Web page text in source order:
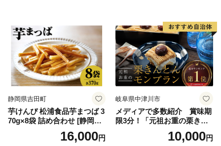
誕生日 カップ 詰め合わせ バ
ラエティ | バニラ チョコレー
ト ストロベリー ピスタチオ
バニラ＆クッキー ウベ 沖縄
紅イモ 塩ちんすこう 沖縄シ
ークヮーサー 沖縄黒糖 琉球
ロイヤルミルクティ 沖縄パ
イン
道産アイス 道産アイスクリ
ーム ギフト 詰合せ 詰め合わ
せ ふるさと納税 ）
静岡県吉田町
芋けんぴ 松浦食品芋まつば 3
70g×8袋 詰め合わせ [静岡伊
勢丹(松浦食品) 静岡県 吉田町
22424274] 芋ケンピ セット
16,000円
岐阜県中津川市
メディアで多数紹介 賞味期
限3分！「元祖お重の栗きん
とんモンブラン」 【未来の
ご褒美】スイーツ 栗 モンブ
10,000円